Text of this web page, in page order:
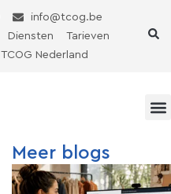
info@tcog.be
Diensten
Tarieven
TCOG Nederland
Meer blogs